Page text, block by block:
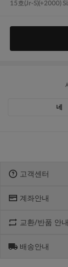
고객센터
1600-1766
[점심] 12:00 ~ 13:00
[금] 08:30 ~ 12:30
계좌안내
우리 1005-302-
예금주 : 제스티홀딩
교환/반품 안내
제품수령 후 반품
반품접수 또는
배송안내